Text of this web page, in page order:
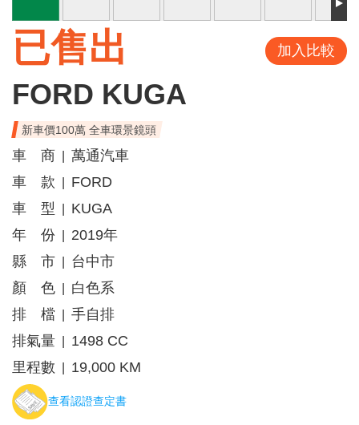
已售出 加入比較
FORD KUGA
新車價100萬 全車環景鏡頭
車 商
萬通汽車
車 款
FORD
車 型
KUGA
年 份
2019年
縣 市
台中市
顏 色
白色系
排 檔
手自排
排氣量
1498 CC
里程數
19,000 KM
查看認證查定書